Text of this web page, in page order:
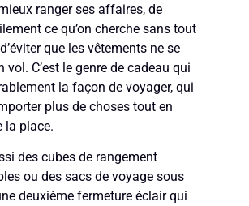
ranger ses affaires, de
ce qu’on cherche sans tout
que les vêtements ne se
vol. C’est le genre de cadeau qui
la façon de voyager, qui
plus de choses tout en
la place.
des cubes de rangement
ou des sacs de voyage sous
deuxième fermeture éclair qui